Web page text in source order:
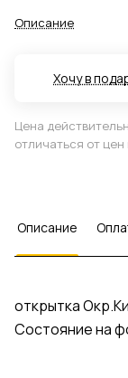
Описание
Хочу в
Цена
отличаться от
Описание
открытка
Состояние на